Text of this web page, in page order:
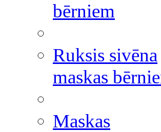
bērniem
Ruksis sivēna
maskas
Maskas